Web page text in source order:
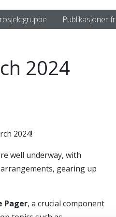
Publikasjoner
2024
2024!
well underway, with
gearing up
Pager, a crucial component